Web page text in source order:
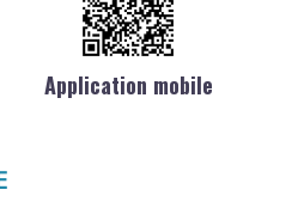
Application mobile